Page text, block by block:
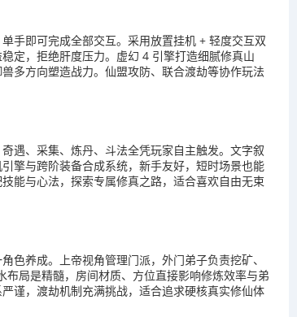
手即可完成全部交互。采用放置挂机 + 轻度交互双
定，拒绝肝度压力。虚幻 4 引擎打造细腻修真山
多方向塑造战力。仙盟攻防、联合渡劫等协作玩法
遇、采集、炼丹、斗法全凭玩家自主触发。文字叙
擎与跨阶装备合成系统，新手友好，短时场景也能
能与心法，探索专属修真之路，适合喜欢自由无束
色养成。上帝视角管理门派，外门弟子负责挖矿、
局是精髓，房间材质、方位直接影响修炼效率与弟
谨，渡劫机制充满挑战，适合追求硬核真实修仙体